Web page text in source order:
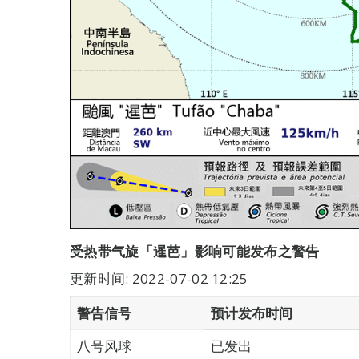
受热带气旋「暹芭」影响可能发布之警告
更新时间: 2022-07-02 12:25
警告信号
预计发布时间
八号风球
已发出